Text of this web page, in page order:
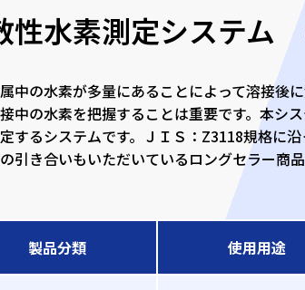
性水素測定システム
中の水素が多量にあることによって溶接後
中の水素を把握することは重要です。本シ
するシステムです。ＪＩＳ：Z3118規格に
引き合いもいただいているロングセラー商品
製品分類 使用用途